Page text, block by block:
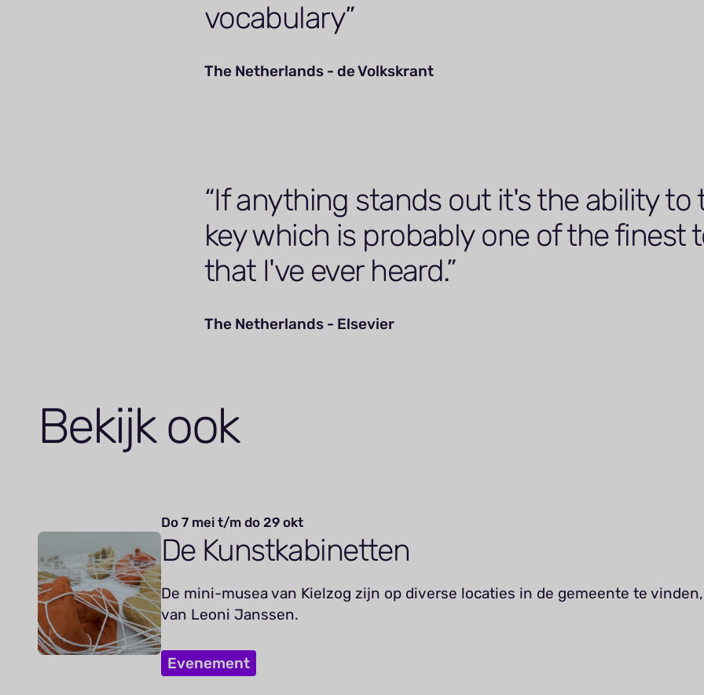
vocabulary
The Netherlands - de Volkskrant
If anything stands out it's the ability to
key which is probably one of the finest
that I've ever heard.
The Netherlands - Elsevier
Bekijk ook
Do 7 mei t/m do 29 okt
De Kunstkabinetten
De mini-musea van Kielzog zijn op diverse locaties in de gemeente te
van Leoni Janssen.
Evenement